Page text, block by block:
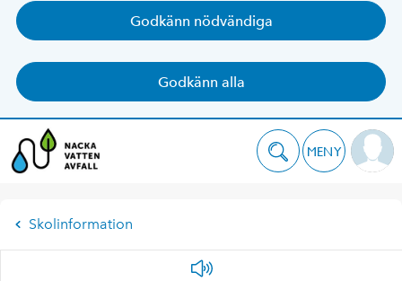
Godkänn nödvändiga
Godkänn alla
MENY
Skolinformation